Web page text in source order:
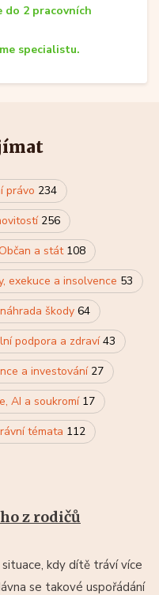
do 2 pracovních
specialistu.
právo 234
256
a stát 108
exekuce a insolvence 53
škody 64
podpora a zdraví43
a investování 27
AI a soukromí 17
témata 112
z rodičů
kdy dítě tráví více
se takové uspořádání